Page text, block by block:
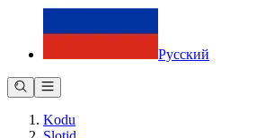
Русский
Kodu